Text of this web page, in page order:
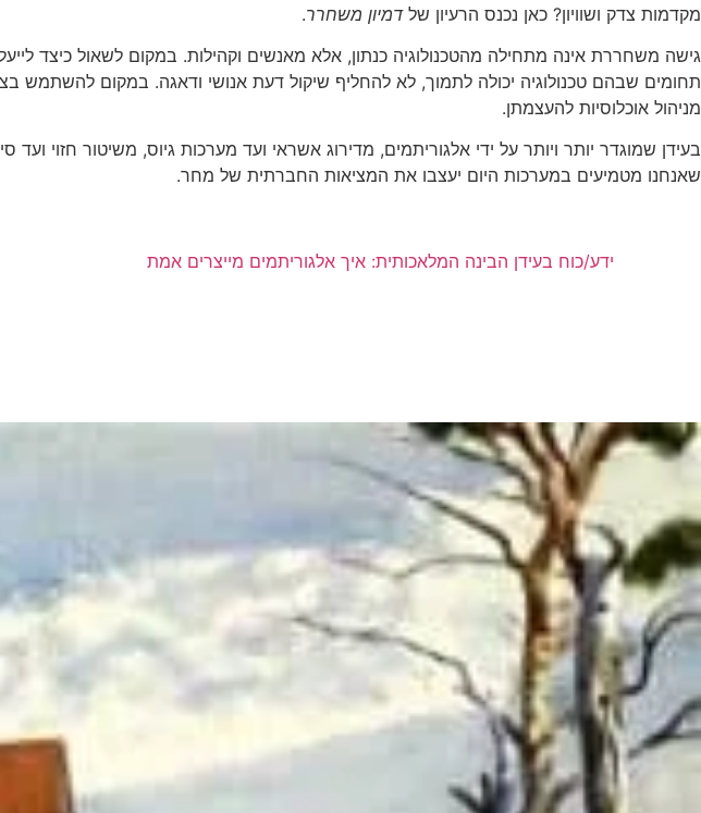
מקדמות צדק ושוויון? כאן נכנס הרעיון שלדמיון משחרר.
גישה משחררת אינה מתחילה מהטכנולוגיה כנתון, אלא מאנשים וקהילות. במקום לשאול כיצד
תחומים שבהם טכנולוגיה יכולה לתמוך, לא להחליף שיקול דעת אנושי ודאגה. במקום להשתמש
מניהול אוכלוסיות להעצמתן.
בעידן שמוגדר יותר ויותר על ידי אלגוריתמים, מדירוג אשראי ועד מערכות גיוס, משיטור חזוי ועד
שאנחנו מטמיעים במערכות היום יעצבו את המציאות החברתית של מחר.
ידע/כוח בעידן הבינה המלאכותית: איך אלגוריתמים מייצרים אמת